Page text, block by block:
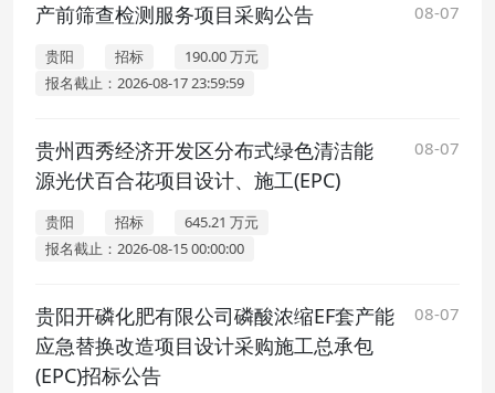
产前筛查检测服务项目采购公告 08-07
贵阳 招标
190.00 万元
报名截止：2026-08-17 23:59:59
贵州西秀经济开发区分布式绿色清洁能
源光伏百合花项目设计、施工(EPC)
08-07
贵阳 招标
645.21 万元
报名截止：2026-08-15 00:00:00
贵阳开磷化肥有限公司磷酸浓缩EF套产能
应急替换改造项目设计采购施工总承包
(EPC)招标公告
08-07